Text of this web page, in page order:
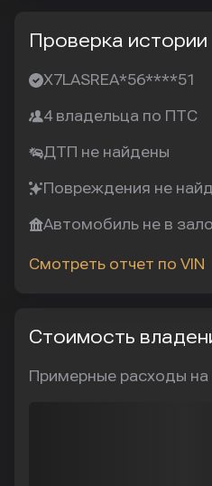
Проверка истории
X7LASREA*56****51
4 владельца по ПТС
ДТП не найдены
Повреждения не
Автомобиль не в
Смотреть отчет по VIN
Стоимость
Примерные расходы